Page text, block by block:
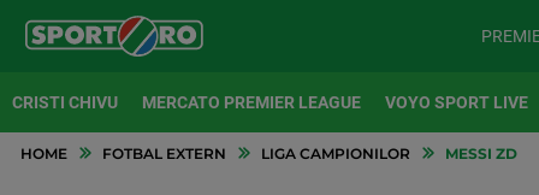
CRISTI CHIVU MERCATO PREMIER LEAGUE VOYO SPORT LIVE
HOME FOTBAL EXTERN LIGA CAMPIONILOR MESSI